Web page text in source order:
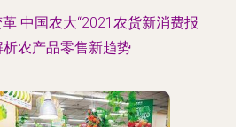
中国农大“2021农货新消费报
析农产品零售新趋势